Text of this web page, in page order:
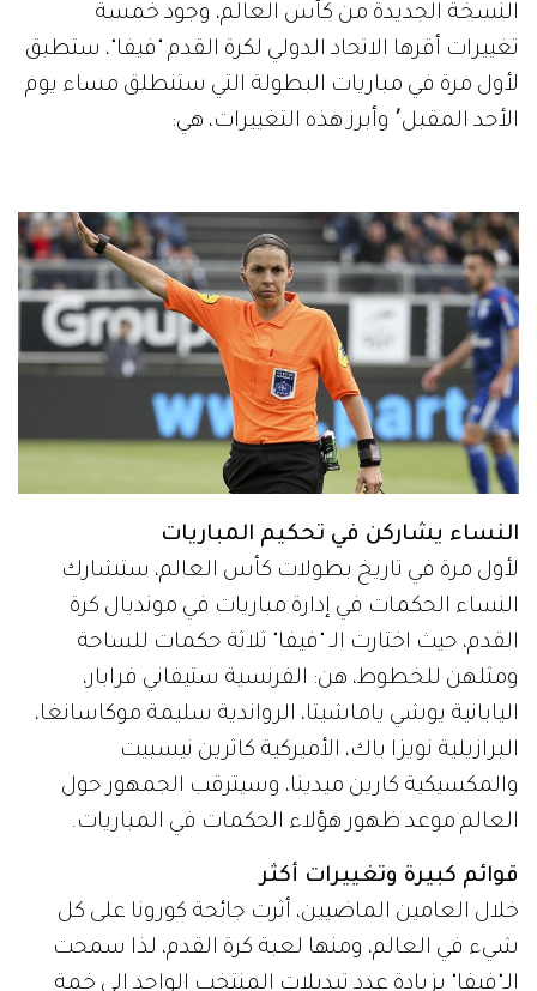
النسخة الجديدة من كأس العالم، وجود خمسة
تغييرات أقرها الاتحاد الدولي لكرة القدم "فيفا"، ستطبق
لأول مرة في مباريات البطولة التي ستنطلق مساء يوم
الأحد المقبل٬ وأبرز هذه التغييرات، هي:
النساء يشاركن في تحكيم المباريات
لأول مرة في تاريخ بطولات كأس العالم، ستشارك
النساء الحكمات في إدارة مباريات في مونديال كرة
القدم، حيث اختارت الـ "فيفا" ثلاثة حكمات للساحة
ومثلهن للخطوط، هن: الفرنسية ستيفاني فرابار،
اليابانية يوشي ياماشيتا، الرواندية سليمة موكاسانغا،
البرازيلية نويزا باك، الأميركية كاثرين نيسبيت
والمكسيكية كارين ميدينا، وسيترقب الجمهور حول
العالم موعد ظهور هؤلاء الحكمات في المباريات.
قوائم كبيرة وتغييرات أكثر
خلال العامين الماضيين، أثرت جائحة كورونا على كل
شيء في العالم، ومنها لعبة كرة القدم، لذا سمحت
الـ"فيفا" بزيادة عدد تبديلات المنتخب الواحد إلى خمة